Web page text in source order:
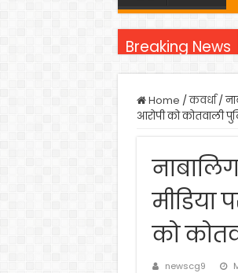
Breaking News
Home /कवर्धा/
आरोपी को कोतवाली
मीडिया
को
newscg9